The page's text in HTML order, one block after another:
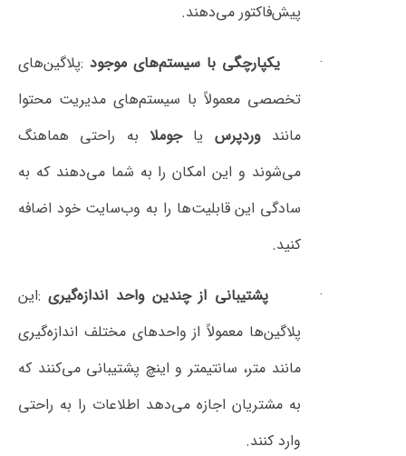
پیش‌فاکتور می‌دهند.
یکپارچگی با سیستم‌های موجود:پلاگین‌های
تخصصی معمولاً با سیستم‌های مدیریت محتوا
وردپرسیا جوملابه راحتی هماهنگ
می‌شوند و این امکان را به شما می‌دهند که به
سادگی این قابلیت‌ها را به وب‌سایت خود اضافه
پشتیبانی از چندین واحد اندازه‌گیری:این
پلاگین‌ها معمولاً از واحدهای مختلف اندازه‌گیری
مانند متر، سانتیمتر و اینچ پشتیبانی می‌کنند که
به مشتریان اجازه می‌دهد اطلاعات را به راحتی